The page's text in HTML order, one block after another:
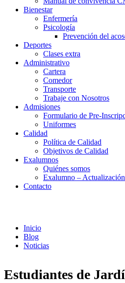
Bienestar
Enfermería
Psicología
Prevención del
Deportes
Clases extra
Administrativo
Cartera
Comedor
Transporte
Trabaje con Nosotros
Admisiones
Formulario de Pre-
Uniformes
Calidad
Política de Calidad
Objetivos de Calidad
Exalumnos
Quiénes somos
Exalumno –
Contacto
Inicio
Blog
Noticias
Estudiantes de